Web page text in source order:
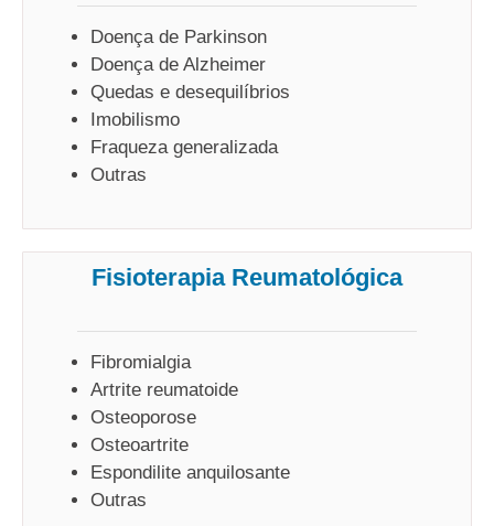
Doença de Parkinson
Doença de Alzheimer
Quedas e desequilíbrios
Imobilismo
Fraqueza generalizada
Outras
Fisioterapia Reumatológica
Fibromialgia
Artrite reumatoide
Osteoporose
Osteoartrite
Espondilite anquilosante
Outras